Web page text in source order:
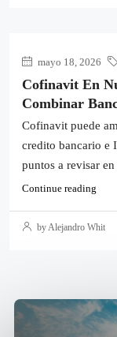
mayo 18, 2026
Cofinavit En
Combinar
Cofinavit puede
credito bancario e
puntos a revisar
Continue reading
by Alejandro Whit